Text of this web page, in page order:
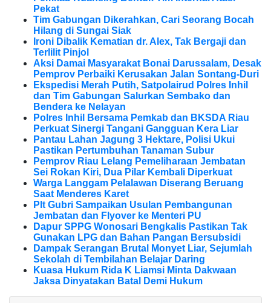
Pekat
Tim Gabungan Dikerahkan, Cari Seorang Bocah
Hilang di Sungai Siak
Ironi Dibalik Kematian dr. Alex, Tak Bergaji dan
Terlilit Pinjol
Aksi Damai Masyarakat Bonai Darussalam, Desak
Pemprov Perbaiki Kerusakan Jalan Sontang-Duri
Ekspedisi Merah Putih, Satpolairud Polres Inhil
dan Tim Gabungan Salurkan Sembako dan
Bendera ke Nelayan
Polres Inhil Bersama Pemkab dan BKSDA Riau
Perkuat Sinergi Tangani Gangguan Kera Liar
Pantau Lahan Jagung 3 Hektare, Polisi Ukui
Pastikan Pertumbuhan Tanaman Subur
Pemprov Riau Lelang Pemeliharaan Jembatan
Sei Rokan Kiri, Dua Pilar Kembali Diperkuat
Warga Langgam Pelalawan Diserang Beruang
Saat Menderes Karet
Plt Gubri Sampaikan Usulan Pembangunan
Jembatan dan Flyover ke Menteri PU
Dapur SPPG Wonosari Bengkalis Pastikan Tak
Gunakan LPG dan Bahan Pangan Bersubsidi
Dampak Serangan Brutal Monyet Liar, Sejumlah
Sekolah di Tembilahan Belajar Daring
Kuasa Hukum Rida K Liamsi Minta Dakwaan
Jaksa Dinyatakan Batal Demi Hukum